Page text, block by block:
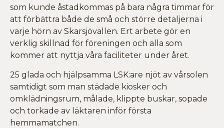
som kunde åstadkommas på bara några timmar för
att förbättra både de små och större detaljerna i
varje hörn av Skarsjövallen. Ert arbete gör en
verklig skillnad för föreningen och alla som
kommer att nyttja våra faciliteter under året.
25 glada och hjälpsamma LSK:are njöt av vårsolen
samtidigt som man städade kiosker och
omklädningsrum, målade, klippte buskar, sopade
och torkade av läktaren inför första
hemmamatchen.